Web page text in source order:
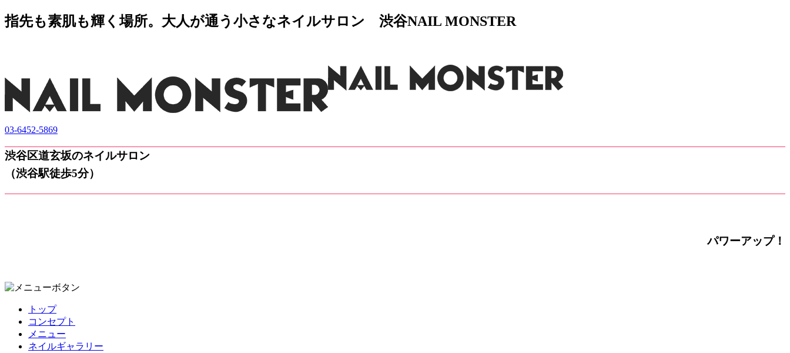
指先も素肌も輝く場所。大人が通う小さなネイルサロン 渋谷NAIL MONSTER
03-6452-5869
渋谷区道玄坂のネイルサロン
（渋谷駅徒歩5分）
パワーアップ！
トップ
コンセプト
メニュー
ネイルギャラリー